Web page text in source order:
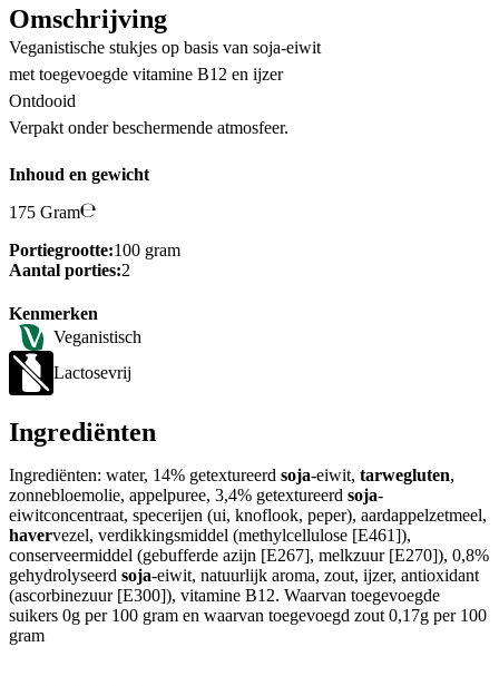
Omschrijving
Veganistische stukjes op basis van soja-eiwit
met toegevoegde vitamine B12 en ijzer
Ontdooid
Verpakt onder beschermende atmosfeer.
Inhoud en gewicht
175 Gram
Portiegrootte:100 gram
Aantal porties:2
Kenmerken
Veganistisch
Lactosevrij
Ingrediënten
Ingrediënten: water, 14% getextureerd soja-eiwit, tarwegluten,
zonnebloemolie, appelpuree, 3,4% getextureerd soja-
eiwitconcentraat, specerijen (ui, knoflook, peper), aardappelzetmeel,
havervezel, verdikkingsmiddel (methylcellulose [E461]),
conserveermiddel (gebufferde azijn [E267], melkzuur [E270]), 0,8%
gehydrolyseerd soja-eiwit, natuurlijk aroma, zout, ijzer, antioxidant
(ascorbinezuur [E300]), vitamine B12. Waarvan toegevoegde
suikers 0g per 100 gram en waarvan toegevoegd zout 0,17g per 100
gram